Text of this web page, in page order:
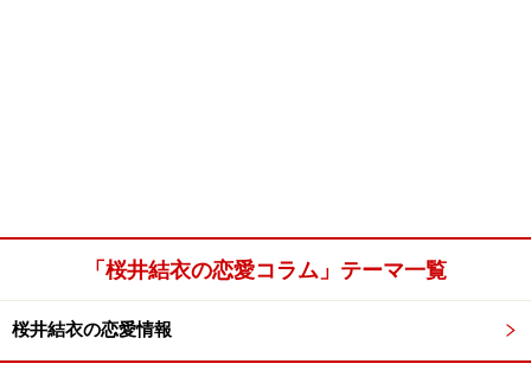
「桜井結衣の恋愛コラム」テーマ一覧
桜井結衣の恋愛情報